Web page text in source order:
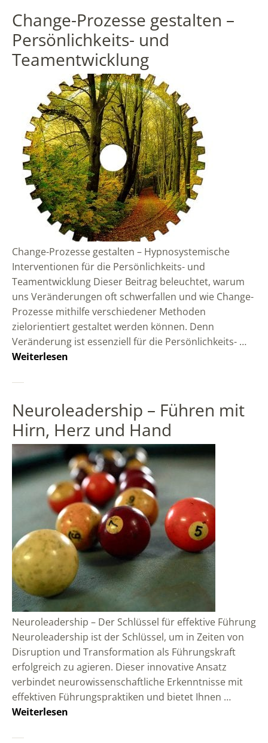
Change-Prozesse gestalten –
Persönlichkeits- und
Teamentwicklung
Change-Prozesse gestalten – Hypnosystemische
Interventionen für die Persönlichkeits- und
Teamentwicklung Dieser Beitrag beleuchtet, warum
uns Veränderungen oft schwerfallen und wie Change-
Prozesse mithilfe verschiedener Methoden
zielorientiert gestaltet werden können. Denn
Veränderung ist essenziell für die Persönlichkeits- …
Weiterlesen
Neuroleadership – Führen mit
Hirn, Herz und Hand
Neuroleadership – Der Schlüssel für effektive Führung
Neuroleadership ist der Schlüssel, um in Zeiten von
Disruption und Transformation als Führungskraft
erfolgreich zu agieren. Dieser innovative Ansatz
verbindet neurowissenschaftliche Erkenntnisse mit
effektiven Führungspraktiken und bietet Ihnen …
Weiterlesen